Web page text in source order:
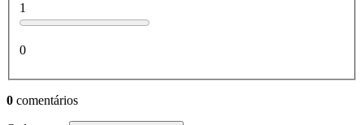
1
0
0 comentários